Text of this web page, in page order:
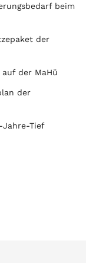
beim
der
der MaHü
der
Jahre-Tief